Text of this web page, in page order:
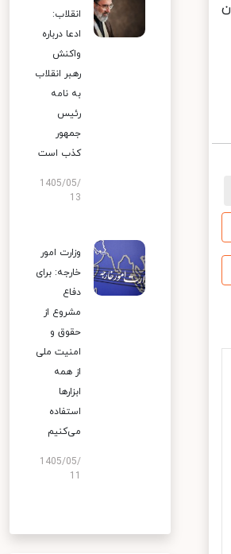
انقلاب:
ادعا درباره
واکنش
رهبر انقلاب
به نامه
رئیس
جمهور
کذب است
1405/05/
13
وزارت امور
خارجه: برای
دفاع
مشروع از
حقوق و
امنیت ملی
از همه
ابزارها
استفاده
می‌کنیم
1405/05/